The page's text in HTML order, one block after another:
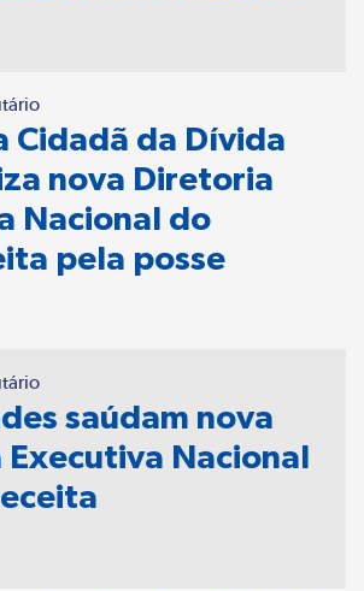
Cidadã da Dívida
nova Diretoria
Nacional do
pela posse
saúdam nova
Nacional